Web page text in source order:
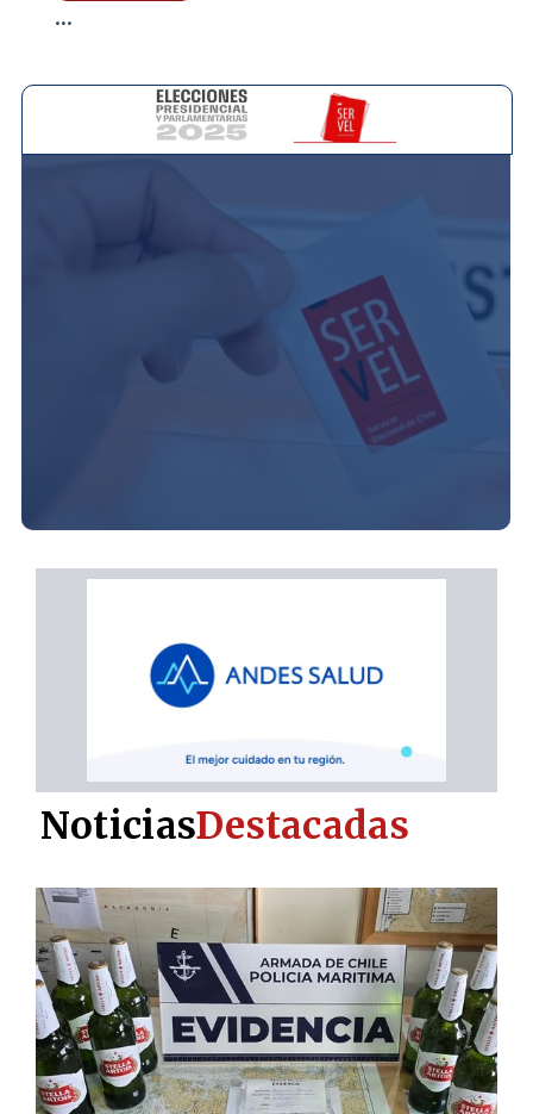
...
NoticiasDestacadas